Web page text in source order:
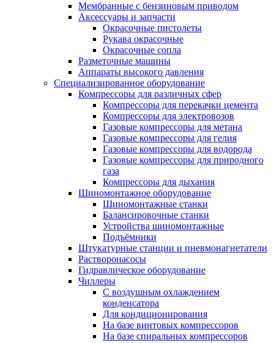
Мембранные с бензиновым приводом
Аксессуары и запчасти
Окрасочные пистолеты
Рукава окрасочные
Окрасочные сопла
Разметочные машины
Аппараты высокого давления
Специализированное оборудование
Компрессоры для различных сфер
Компрессоры для перекачки цемента
Компрессоры для электровозов
Газовые компрессоры для метана
Газовые компрессоры для гелия
Газовые компрессоры для водорода
Газовые компрессоры для природного
газа
Компрессоры для дыхания
Шиномонтажное оборудование
Шиномонтажные станки
Балансировочные станки
Устройства шиномонтажные
Подъёмники
Штукатурные станции и пневмонагнетатели
Растворонасосы
Гидравлическое оборудование
Чиллеры
С воздушным охлаждением
конденсатора
Для кондиционирования
На базе винтовых компрессоров
На базе спиральных компрессоров